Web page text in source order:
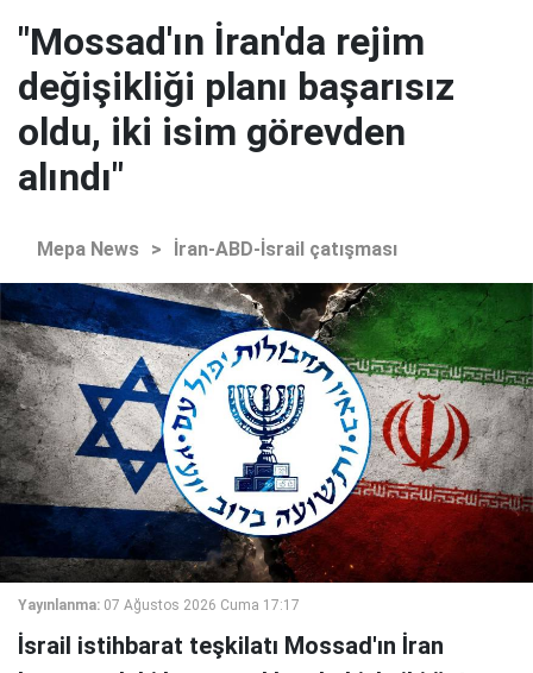
"Mossad'ın İran'da rejim
değişikliği planı başarısız
oldu, iki isim görevden
alındı"
Mepa News > İran-ABD-İsrail çatışması
Yayınlanma: 07 Ağustos 2026 Cuma 17:17
İsrail istihbarat teşkilatı Mossad'ın İran